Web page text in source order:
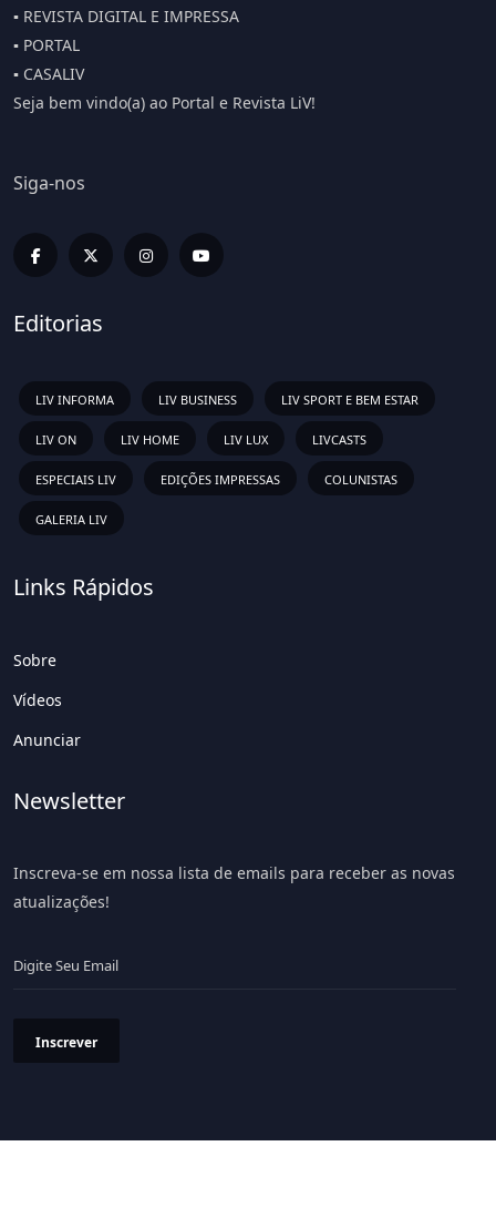
▪️ REVISTA DIGITAL E IMPRESSA
▪️ PORTAL
▪️ CASALIV
Seja bem vindo(a) ao Portal e Revista LiV!
Siga-nos
Editorias
LIV INFORMA LIV BUSINESS LIV SPORT E BEM ESTAR
LIV ON LIV HOME LIV LUX LIVCASTS
ESPECIAIS LIV EDIÇÕES IMPRESSAS COLUNISTAS
GALERIA LIV
Links Rápidos
Sobre
Vídeos
Anunciar
Newsletter
Inscreva-se em nossa lista de emails para receber as novas
atualizações!
Inscrever